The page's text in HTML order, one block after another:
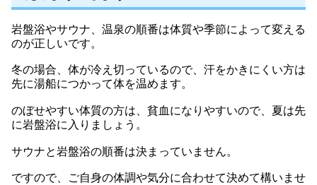
岩盤浴やサウナ、温泉の順番は体質や季節によって変える
のが正しいです。
冬の場合、体が冷え切っているので、汗をかきにくい方は
先に湯船につかって体を温めます。
のぼせやすい体質の方は、貧血になりやすいので、夏は先
に岩盤浴に入りましょう。
サウナと岩盤浴の順番は決まっていません。
ですので、ご自身の体調や気分に合わせて決めて構いませ